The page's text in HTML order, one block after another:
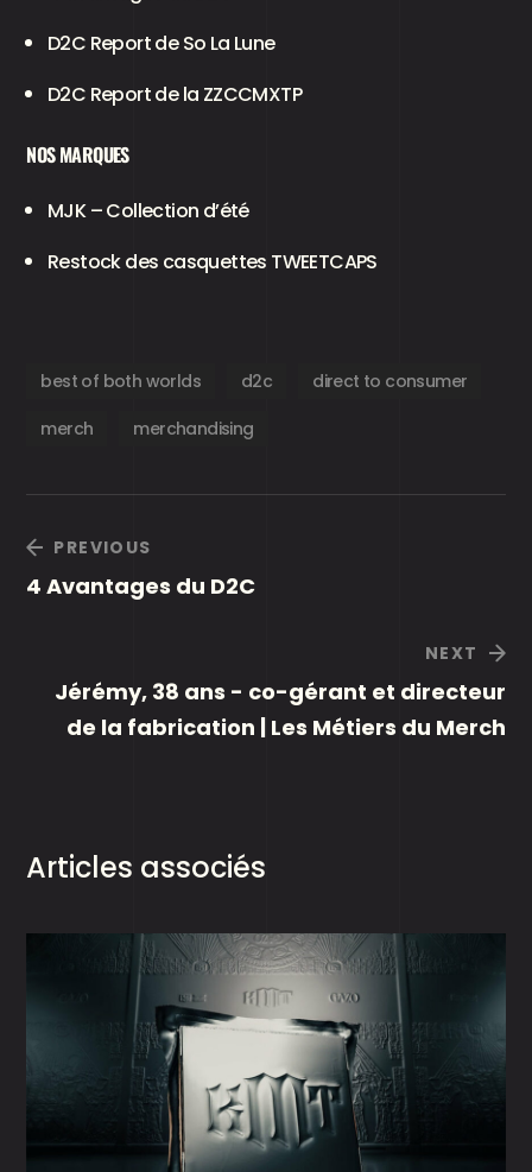
D2C Report de So La Lune
D2C Report de la ZZCCMXTP
NOS MARQUES
MJK – Collection d’été
Restock des casquettes TWEETCAPS
best of both worlds d2c
direct to consumer
merch
merchandising
PREVIOUS
4 Avantages du D2C
NEXT
Jérémy, 38 ans - co-gérant et directeur
de la fabrication | Les Métiers du Merch
Articles associés